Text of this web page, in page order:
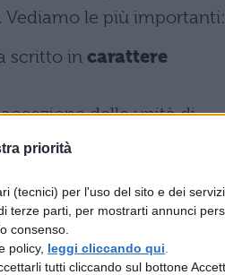
priorità
(tecnici) per l'uso del sito e dei
terze parti, per mostrarti annunci
consenso.
policy, leggi cliccando qui
tutti cliccando sul bottone
. Vediamo le più importanti:
scritto in carattere
delle unità di
un punto a mezza
divise dalla sbarra